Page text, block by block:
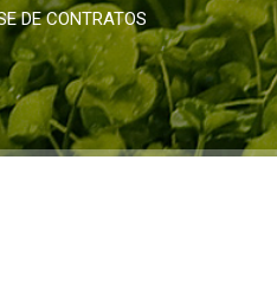
DE CONTRATOS